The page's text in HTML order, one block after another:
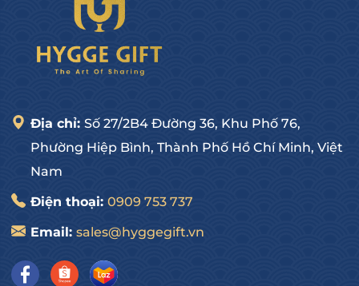
Địa chỉ: Số 27/2B4 Đường 36, Khu Phố 76,
Phường Hiệp Bình, Thành Phố Hồ Chí Minh, Việt
Nam
Điện thoại: 0909 753 737
Email: sales@hyggegift.vn